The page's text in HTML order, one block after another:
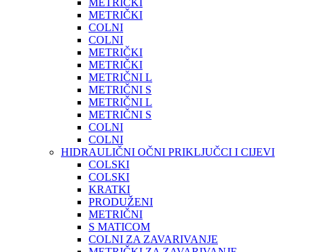
METRIČKI
METRIČKI
COLNI
COLNI
METRIČKI
METRIČKI
METRIČNI L
METRIČNI S
METRIČNI L
METRIČNI S
COLNI
COLNI
HIDRAULIČNI OČNI PRIKLJUČCI I CIJEVI
COLSKI
COLSKI
KRATKI
PRODUŽENI
METRIČNI
S MATICOM
COLNI ZA ZAVARIVANJE